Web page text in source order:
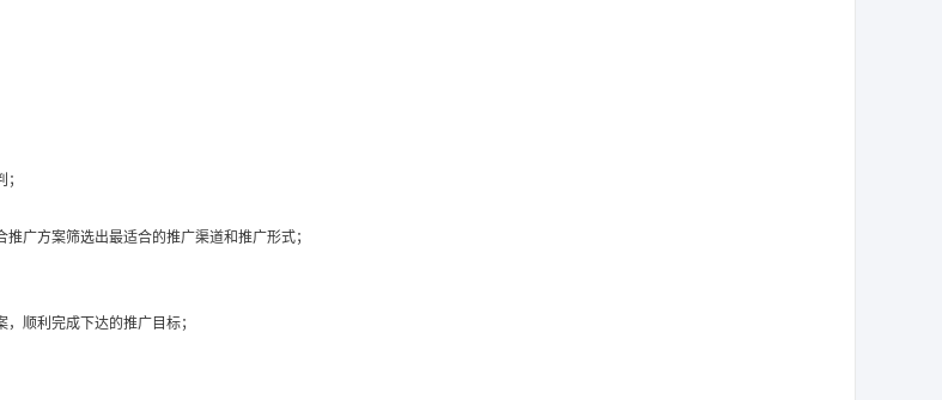
广方案筛选出最适合的推广渠道和推广形式；
顺利完成下达的推广目标；